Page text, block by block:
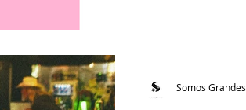
Somos Grandes